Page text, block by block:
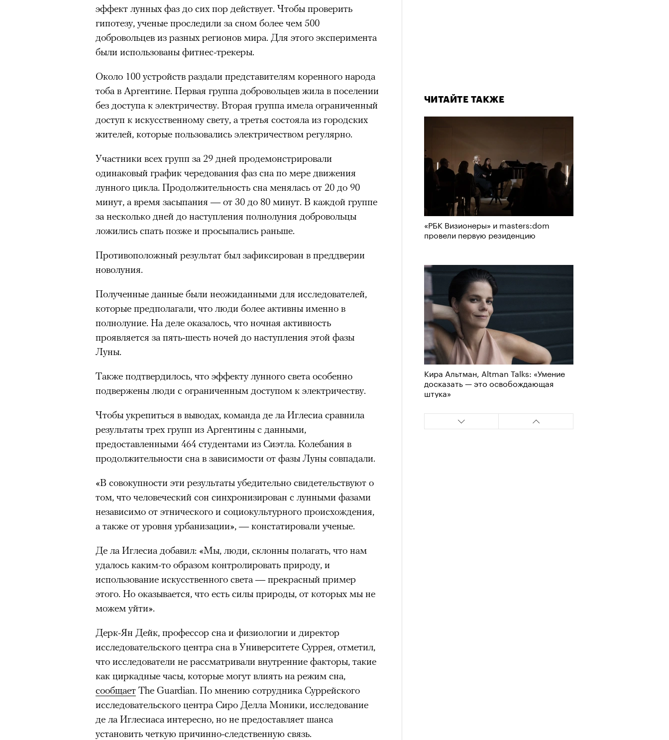
ЧИТАЙТЕ ТАКЖЕ
«РБК Визионеры» и masters:dom
провели первую резиденцию
Кира Альтман, Altman Talks: «Умение
досказать — это освобождающая
штука»
эффект лунных фаз до сих пор действует. Чтобы проверить
гипотезу, ученые проследили за сном более чем 500
добровольцев из разных регионов мира. Для этого эксперимента
были использованы фитнес-трекеры.
Около 100 устройств раздали представителям коренного народа
тоба в Аргентине. Первая группа добровольцев жила в поселении
без доступа к электричеству. Вторая группа имела ограниченный
доступ к искусственному свету, а третья состояла из городских
жителей, которые пользовались электричеством регулярно.
Участники всех групп за 29 дней продемонстрировали
одинаковый график чередования фаз сна по мере движения
лунного цикла. Продолжительность сна менялась от 20 до 90
минут, а время засыпания — от 30 до 80 минут. В каждой группе
за несколько дней до наступления полнолуния добровольцы
ложились спать позже и просыпались раньше.
Противоположный результат был зафиксирован в преддверии
новолуния.
Полученные данные были неожиданными для исследователей,
которые предполагали, что люди более активны именно в
полнолуние. На деле оказалось, что ночная активность
проявляется за пять-шесть ночей до наступления этой фазы
Луны.
Также подтвердилось, что эффекту лунного света особенно
подвержены люди с ограниченным доступом к электричеству.
Чтобы укрепиться в выводах, команда де ла Иглесиа сравнила
результаты трех групп из Аргентины с данными,
предоставленными 464 студентами из Сиэтла. Колебания в
продолжительности сна в зависимости от фазы Луны совпадали.
«В совокупности эти результаты убедительно свидетельствуют о
том, что человеческий сон синхронизирован с лунными фазами
независимо от этнического и социокультурного происхождения,
а также от уровня урбанизации», — констатировали ученые.
Де ла Иглесиа добавил: «Мы, люди, склонны полагать, что нам
удалось каким-то образом контролировать природу, и
использование искусственного света — прекрасный пример
этого. Но оказывается, что есть силы природы, от которых мы не
можем уйти».
Дерк-Ян Дейк, профессор сна и физиологии и директор
исследовательского центра сна в Университете Суррея, отметил,
что исследователи не рассматривали внутренние факторы, такие
как циркадные часы, которые могут влиять на режим сна,
сообщает The Guardian. По мнению сотрудника Суррейского
исследовательского центра Сиро Делла Моники, исследование
де ла Иглесиаса интересно, но не предоставляет шанса
установить четкую причинно-следственную связь.